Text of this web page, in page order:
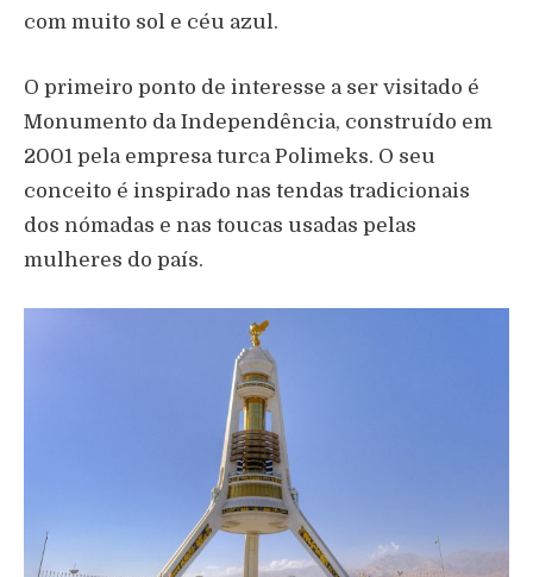
com muito sol e céu azul.
O primeiro ponto de interesse a ser visitado é
Monumento da Independência, construído em
2001 pela empresa turca Polimeks. O seu
conceito é inspirado nas tendas tradicionais
dos nómadas e nas toucas usadas pelas
mulheres do país.